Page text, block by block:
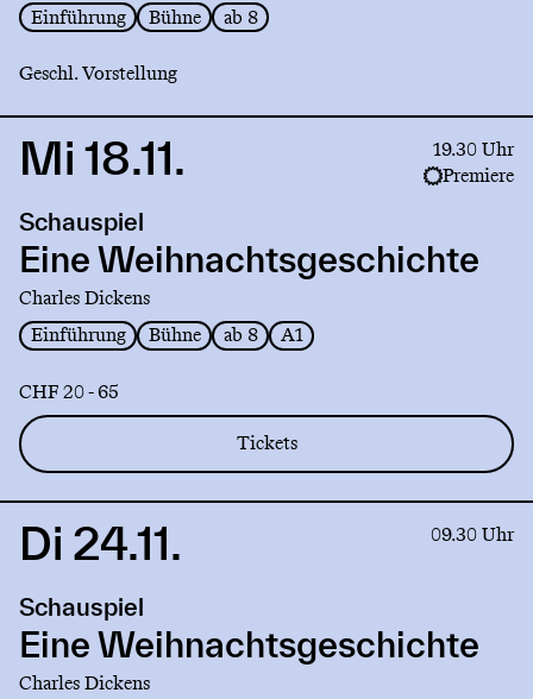
Einführung
Bühne ab 8
Geschl. Vorstellung
Link
Eine
Weihnachtsgeschichte
Mi 18.11.
19.30 Uhr
Premiere
Schauspiel
Eine Weihnachtsgeschichte
Charles Dickens
Einführung
Bühne ab 8 A1
CHF 20 - 65
Tickets
Link
Eine
Weihnachtsgeschichte
Di 24.11. 09.30 Uhr
Schauspiel
Eine Weihnachtsgeschichte
Charles Dickens